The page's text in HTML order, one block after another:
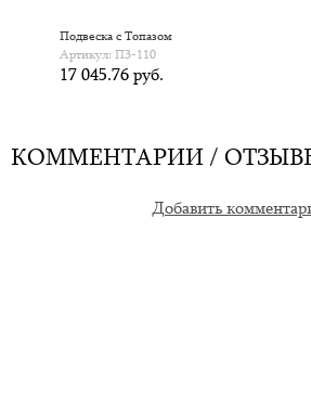
Подвеска с Топазом
Артикул: П3-110
17 045.76 руб.
КОММЕНТАРИИ /
Добавить